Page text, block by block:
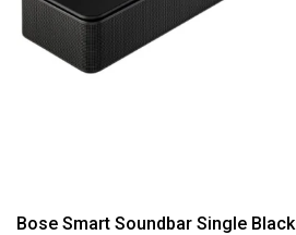
Bose Smart Soundbar Single Black